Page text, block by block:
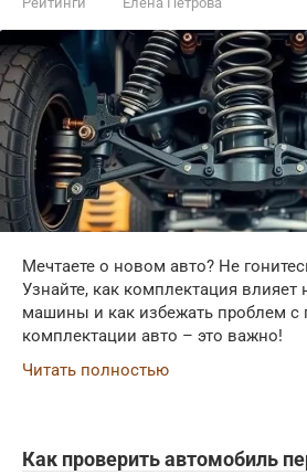
Мечтаете о новом авто? Не
Узнайте, как комплектация влияет
машины и как избежать проблем
комплектации авто – это важно!
Читать полностью
Как проверить автомобиль